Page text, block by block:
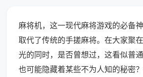
麻将机，这一现代麻将游戏的必备
取代了传统的手搓麻将。在大家聚
光的同时，是否曾想过，这看似普
也可能隐藏着某些不为人知的秘密